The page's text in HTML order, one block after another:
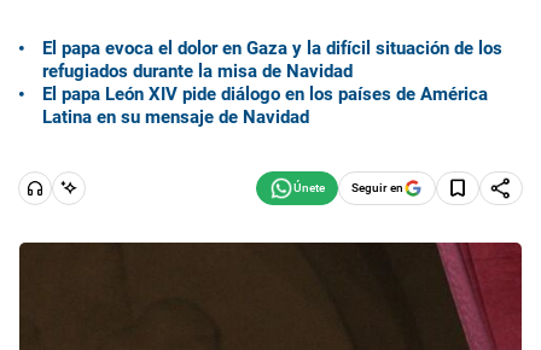
El papa evoca el dolor en Gaza y la difícil situación de los
refugiados durante la misa de Navidad
El papa León XIV pide diálogo en los países de América
Latina en su mensaje de Navidad
Seguir en